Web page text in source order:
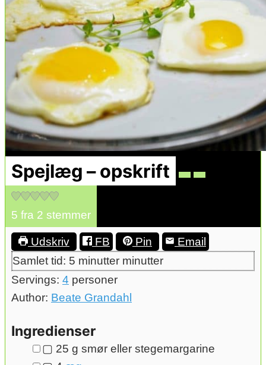
Spejlæg – opskrift
5 fra 2 stemmer
Udskriv FB Pin
Email
Samlet tid: 5 minutter minutter
Servings: 4 personer
Author: Beate Grandahl
Ingredienser
▢ 25 g smør eller stegemargarine